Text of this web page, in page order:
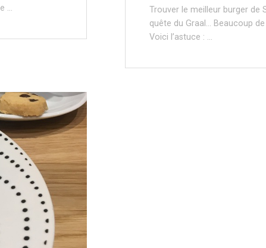
…
Trouver le meilleur burger de
quête du Graal… Beaucoup
Voici l’astuce : …